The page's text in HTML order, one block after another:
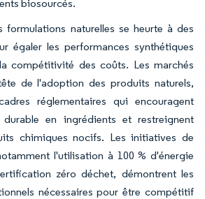
biosourcés.
formulations naturelles se heurte à des
égaler les performances synthétiques
compétitivité des coûts. Les marchés
de l'adoption des produits naturels,
réglementaires qui encouragent
durable en ingrédients et restreignent
chimiques nocifs. Les initiatives de
l'utilisation à 100 % d'énergie
zéro déchet, démontrent les
nécessaires pour être compétitif